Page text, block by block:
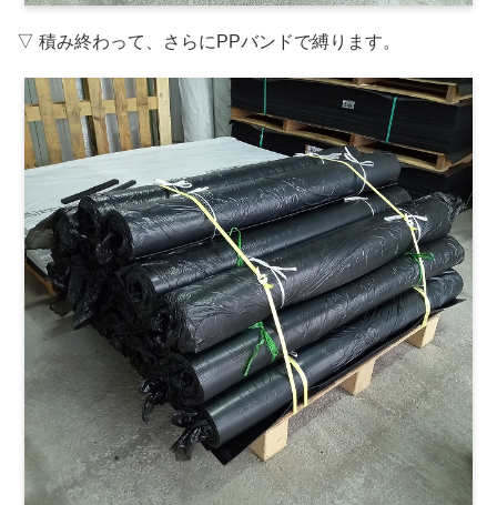
▽ 積み終わって、さらにPPバンドで縛ります。